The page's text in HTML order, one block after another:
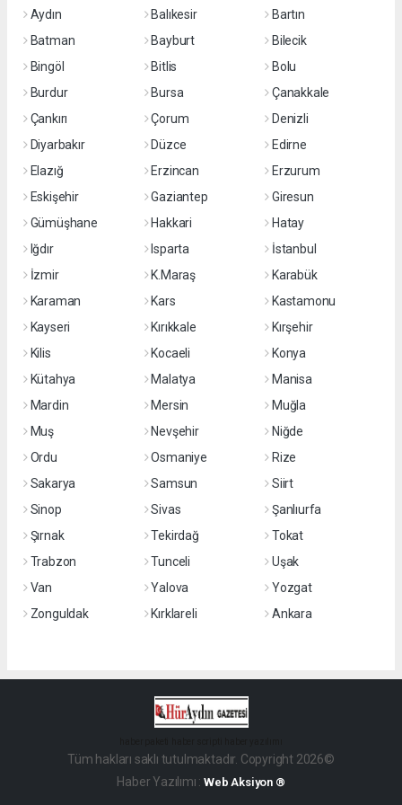
Aydın
Balıkesir
Bartın
Batman
Bayburt
Bilecik
Bingöl
Bitlis
Bolu
Burdur
Bursa
Çanakkale
Çankırı
Çorum
Denizli
Diyarbakır
Düzce
Edirne
Elazığ
Erzincan
Erzurum
Eskişehir
Gaziantep
Giresun
Gümüşhane
Hakkari
Hatay
Iğdır
Isparta
İstanbul
İzmir
K.Maraş
Karabük
Karaman
Kars
Kastamonu
Kayseri
Kırıkkale
Kırşehir
Kilis
Kocaeli
Konya
Kütahya
Malatya
Manisa
Mardin
Mersin
Muğla
Muş
Nevşehir
Niğde
Ordu
Osmaniye
Rize
Sakarya
Samsun
Siirt
Sinop
Sivas
Şanlıurfa
Şırnak
Tekirdağ
Tokat
Trabzon
Tunceli
Uşak
Van
Yalova
Yozgat
Zonguldak
Kırklareli Ankara
Tüm hakları saklı tutulmaktadır. Copyright 2026©
Haber Yazılımı :Web Aksiyon ®